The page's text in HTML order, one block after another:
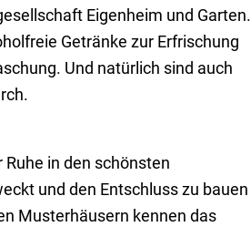
Eigenheim und Garten.
Getränke zur Erfrischung
Und natürlich sind auch
in den schönsten
und den Entschluss zu bauen
Musterhäusern kennen das